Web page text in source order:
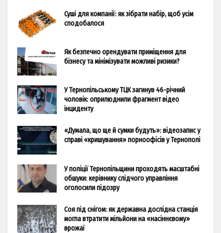
Суші для компанії: як зібрати набір, щоб усім
сподобалося
Як безпечно орендувати приміщення для
бізнесу та мінімізувати можливі ризики?
У Тернопільському ТЦК загинув 46-річний
чоловік: оприлюднили фрагмент відео
інциденту
«Думала, що ще й сумки будуть»: відеозапис у
справі «кришування» порноофісів у Тернополі
У поліції Тернопільщини проходять масштабні
обшуки: керівнику слідчого управління
оголосили підозру
Соя під снігом: як державна дослідна станція
могла втратити мільйони на «насіннєвому»
врожаї